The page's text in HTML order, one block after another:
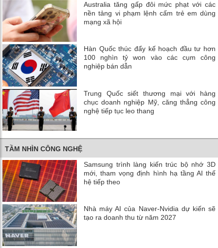
Australia tăng gấp đôi mức phạt với các
nền tảng vi phạm lệnh cấm trẻ em dùng
mạng xã hội
Hàn Quốc thúc đẩy kế hoạch đầu tư hơn
100 nghìn tỷ won vào các cụm công
nghiệp bán dẫn
Trung Quốc siết thương mại với hàng
chục doanh nghiệp Mỹ, căng thẳng công
nghệ tiếp tục leo thang
TẦM NHÌN CÔNG NGHỆ
Samsung trình làng kiến trúc bộ nhớ 3D
mới, tham vọng định hình hạ tầng AI thế
hệ tiếp theo
Nhà máy AI của Naver-Nvidia dự kiến ​​sẽ
tạo ra doanh thu từ năm 2027